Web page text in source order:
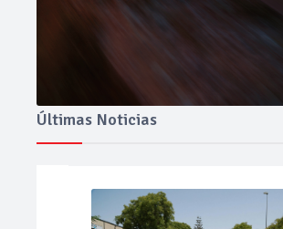
Últimas Noticias